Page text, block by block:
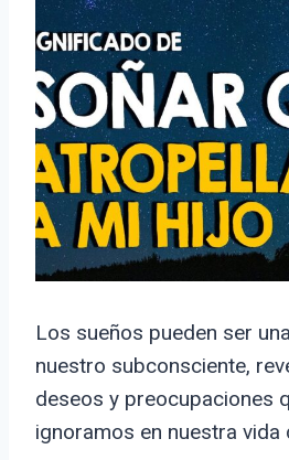
Los sueños pueden ser
nuestro subconsciente,
deseos y preocupaciones
ignoramos en nuestra vida